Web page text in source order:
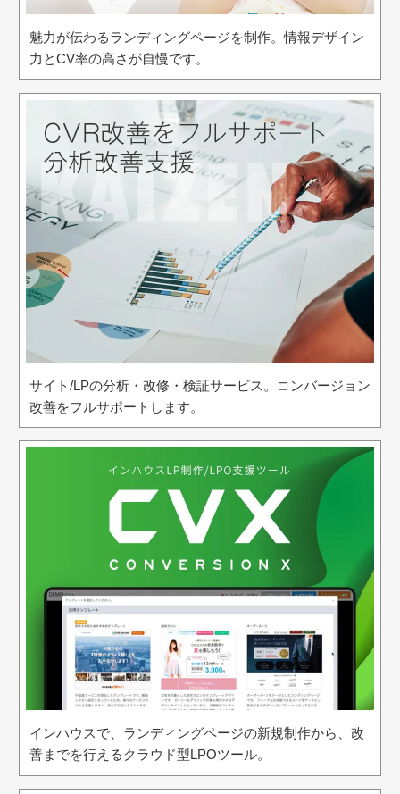
魅力が伝わるランディングページを制作。情報デザイン
力とCV率の高さが自慢です。
サイト/LPの分析・改修・検証サービス。コンバージョン
改善をフルサポートします。
インハウスで、ランディングページの新規制作から、改
善までを行えるクラウド型LPOツール。